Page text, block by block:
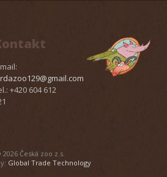
+420 604 612
2026 Česká zoo z.s.
Global Trade Technology